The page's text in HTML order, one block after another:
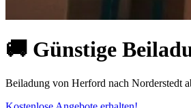
🚚 Günstige
Beiladung von Herford nach Norderstedt